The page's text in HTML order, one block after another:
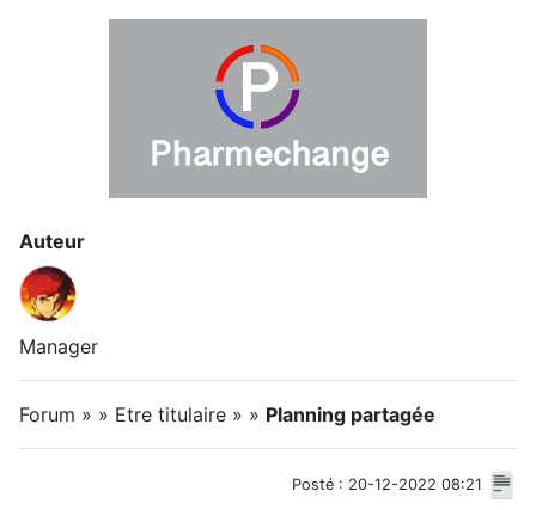
Auteur
Manager
Forum » » Etre titulaire » » Planning partagée
Posté : 20-12-2022 08:21